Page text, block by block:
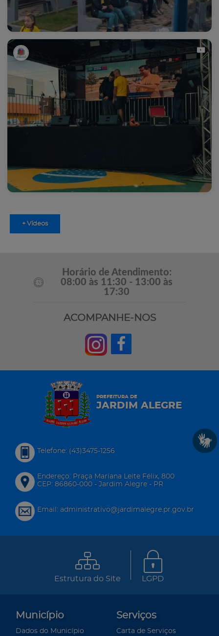
+ Vídeos
Horário de Atendimento:
08:00 às 11:30 - 13:00 às
17:30
ACOMPANHE-NOS
PREFEITURA DE
JARDIM ALEGRE
Telefone: (43)3475-1256
Endereço: Praça Mariana Leite Félix, 800
CEP: 86860-000 - Jardim Alegre - PR
Email: administrativo@jardimalegre.pr.gov.br
Estrutura do Site LGPD
Município
Dados do Município
Serviços
Carta de Serviços